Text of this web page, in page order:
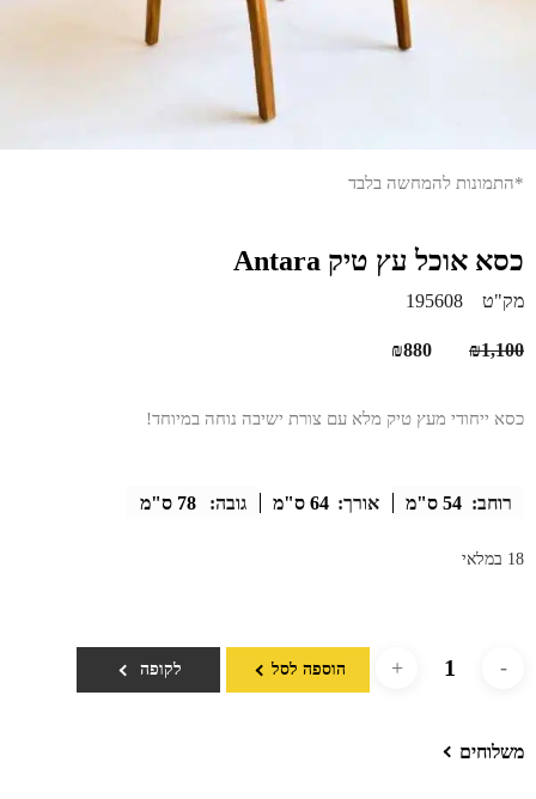
*התמונות להמחשה בלבד
כסא אוכל עץ טיק Antara
מק"ט 195608
₪1,100
המחיר
היה:
₪880
הוא:
כסא ייחודי מעץ טיק מלא עם צורת ישיבה נוחה במיוחד!
רוחב: 54 ס"מ אורך: 64 ס"מ גובה: 78 ס"מ
18 במלאי
הוספה לסל לקופה
משלוחים